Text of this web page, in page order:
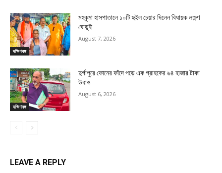
দক্ষিণবঙ্গ
মহকুমা হাসপাতালে ১০টি হুইল চেয়ার দিলেন বিধায়ক লক্ষ্ণণ
ঘোড়ুই
August 7, 2026
দক্ষিণবঙ্গ
দুর্গাপুরে ফোনের ফাঁদে পড়ে এক গ্রাহকের ৬৪ হাজার টাকা
উধাও
August 6, 2026
LEAVE A REPLY